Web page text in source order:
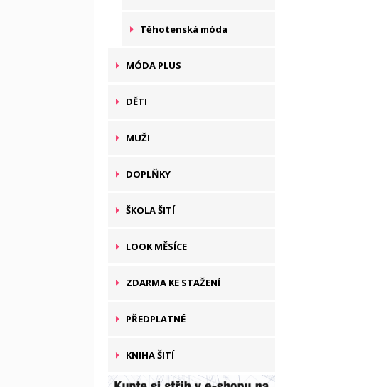
Těhotenská móda
MÓDA PLUS
DĚTI
MUŽI
DOPLŇKY
ŠKOLA ŠITÍ
LOOK MĚSÍCE
ZDARMA KE STAŽENÍ
PŘEDPLATNÉ
KNIHA ŠITÍ